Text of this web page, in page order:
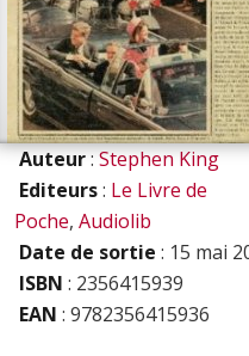
Auteur:Stephen King
Editeurs: Le Livre de
Poche, Audiolib
Date de sortie : 15 mai
ISBN : 2356415939
EAN : 9782356415936